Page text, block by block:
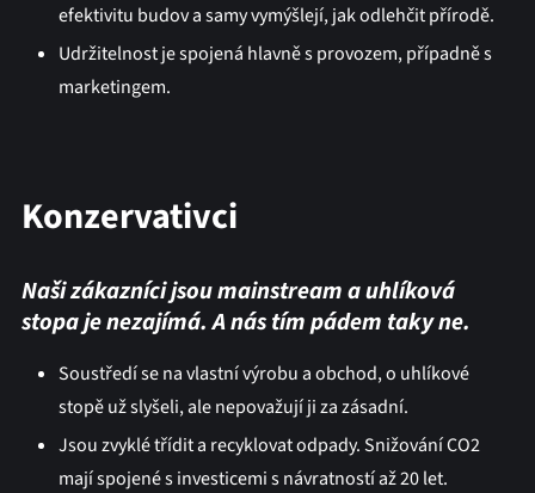
efektivitu budov a samy vymýšlejí, jak odlehčit přírodě.
Udržitelnost je spojená hlavně s provozem, případně s
marketingem.
Konzervativci
Naši zákazníci jsou mainstream a uhlíková
stopa je nezajímá. A nás tím pádem taky ne.
Soustředí se na vlastní výrobu a obchod, o uhlíkové
stopě už slyšeli, ale nepovažují ji za zásadní.
Jsou zvyklé třídit a recyklovat odpady. Snižování CO2
mají spojené s investicemi s návratností až 20 let.